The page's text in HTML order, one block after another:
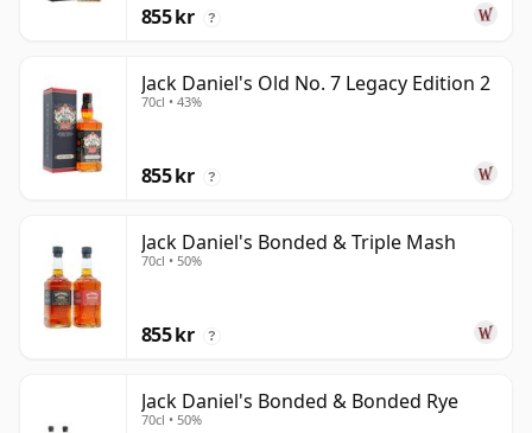
855 kr ?
Jack Daniel's Old No. 7 Legacy Edition 2
70cl • 43%
855 kr ?
Jack Daniel's Bonded & Triple Mash
70cl • 50%
855 kr ?
Jack Daniel's Bonded & Bonded Rye
70cl • 50%